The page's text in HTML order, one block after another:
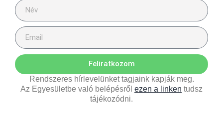
Feliratkozom
Rendszeres hírlevelünket tagjaink kapják meg.
Az Egyesületbe való belépésről ezen a linken tudsz
tájékozódni.